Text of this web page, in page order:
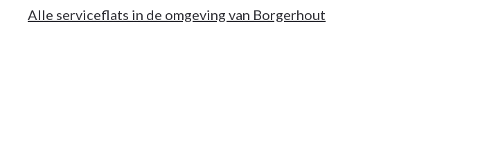
Alle serviceflats in de omgeving van Borgerhout